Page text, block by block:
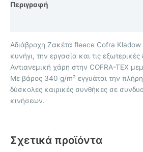
Περιγραφή
Αδιάβροχη Ζακέτα fleece Cofra Kladow
κυνήγι, την εργασία και τις εξωτερικές
Αντιανεμική χάρη στην COFRA-TEX
Με βάρος 340 g/m² εγγυάται την
δύσκολες καιρικές συνθήκες σε
κινήσεων.
Σχετικά προϊόντα